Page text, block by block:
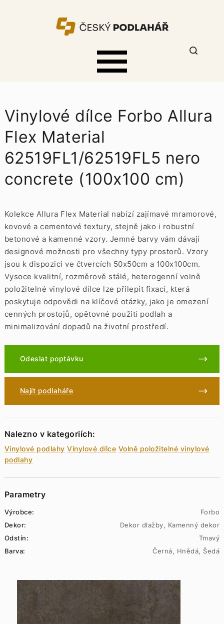
Vinylové dílce Forbo Allura
Flex Material
62519FL1/62519FL5 nero
concrete (100x100 cm)
Kolekce Allura Flex Material nabízí zajímavé mramorové,
kovové a cementové textury, stejně jako i robustní
betonové a kamenné vzory. Jemné barvy vám dávají
designové možnosti pro všechny typy prostorů. Vzory
jsou k dispozici ve čtvercích 50x50cm a 100x100cm.
Vysoce kvalitní, rozměrově stálé, heterogenní volně
položitelné vinylové dílce lze přilepit fixací, která
poskytuje odpovědi na klíčové otázky, jako je omezení
cenných prostojů, opětovné použití podlah a
minimalizování dopadů na životní prostředí.
Odeslat poptávku
Najít podlaháře
Nalezno v kategoriích:
Vinylové podlahy Vinylové dílce Volně položitelné vinylové
podlahy
Parametry
Výrobce:
Forbo
Dekor:
Dekor dlažby, Kamenný dekor
Odstín:
Tmavý
Barva:
Černá, Hnědá, Šedá